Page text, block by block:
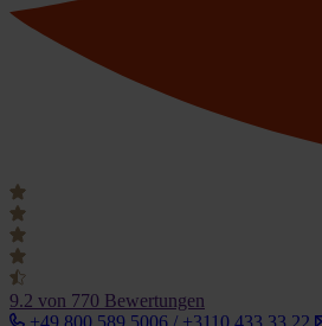
9.2 von 770 Bewertungen
+49 800 589 5006 / +3110 433 33 22